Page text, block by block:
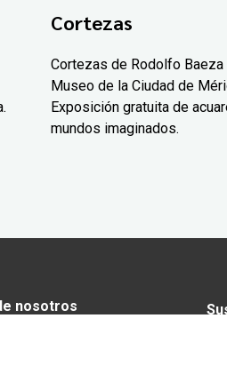
Cortezas
Cortezas de Rodolfo Baeza
Museo de la Ciudad de
Exposición gratuita de
mundos imaginados.
nosotros